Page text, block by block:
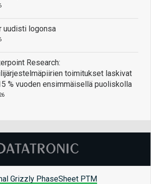
uudisti logonsa
Research:
toimitukset laskivat
% vuoden ensimmäisellä puoliskolla
Grizzly PhaseSheet PTM